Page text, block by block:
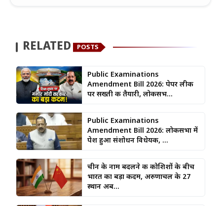
RELATED POSTS
Public Examinations
Amendment Bill 2026: पेपर लीक
पर सख्ती की तैयारी, लोकसभ...
Public Examinations
Amendment Bill 2026: लोकसभा में
पेश हुआ संशोधन विधेयक, ...
चीन के नाम बदलने की कोशिशों के बीच
भारत का बड़ा कदम, अरुणाचल के 27
स्थान अब...